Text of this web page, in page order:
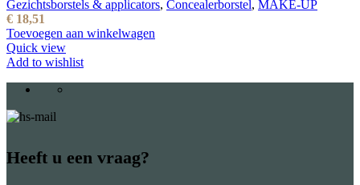
Gezichtsborstels & applicators, Concealerborstel, MAKE-UP
€ 18,51
Toevoegen aan winkelwagen
Quick view
Add to wishlist
Heeft u een vraag?